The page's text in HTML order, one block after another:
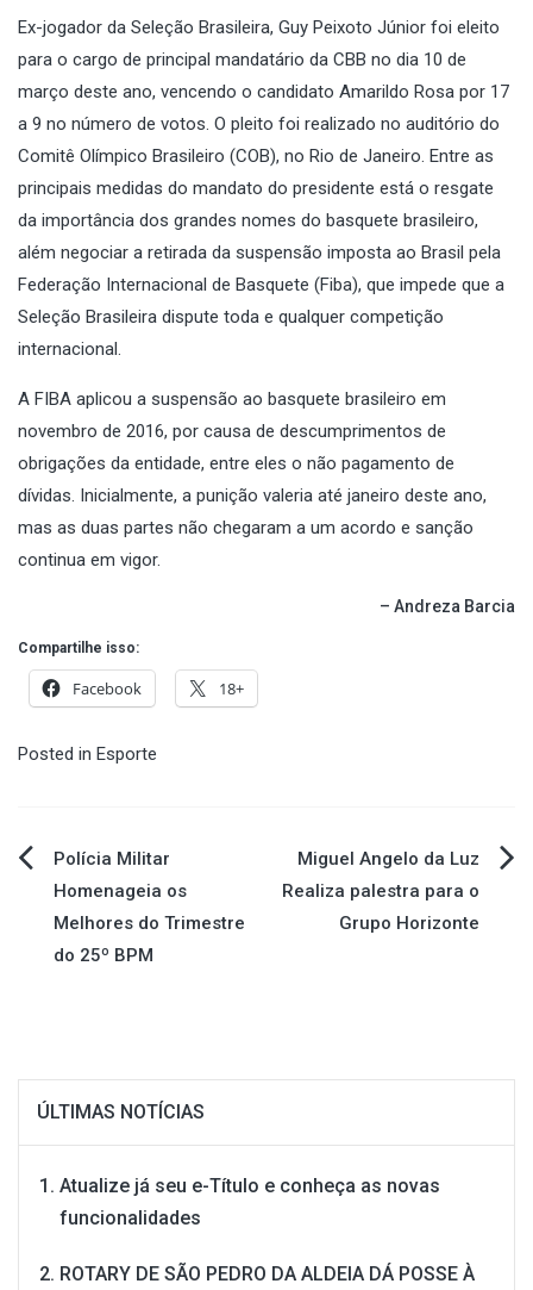
Ex-jogador da Seleção Brasileira, Guy Peixoto Júnior foi eleito
para o cargo de principal mandatário da CBB no dia 10 de
março deste ano, vencendo o candidato Amarildo Rosa por 17
a 9 no número de votos. O pleito foi realizado no auditório do
Comitê Olímpico Brasileiro (COB), no Rio de Janeiro. Entre as
principais medidas do mandato do presidente está o resgate
da importância dos grandes nomes do basquete brasileiro,
além negociar a retirada da suspensão imposta ao Brasil pela
Federação Internacional de Basquete (Fiba), que impede que a
Seleção Brasileira dispute toda e qualquer competição
internacional.
A FIBA aplicou a suspensão ao basquete brasileiro em
novembro de 2016, por causa de descumprimentos de
obrigações da entidade, entre eles o não pagamento de
dívidas. Inicialmente, a punição valeria até janeiro deste ano,
mas as duas partes não chegaram a um acordo e sanção
continua em vigor.
– Andreza Barcia
Compartilhe isso:
Facebook 18+
Posted in Esporte
Navegação
de
Polícia Militar
Homenageia os
Melhores do Trimestre
do 25º BPM
Miguel Angelo da Luz
Realiza palestra para o
Grupo Horizonte
ÚLTIMAS NOTÍCIAS
Atualize já seu e-Título e conheça as novas
funcionalidades
ROTARY DE SÃO PEDRO DA ALDEIA DÁ POSSE À